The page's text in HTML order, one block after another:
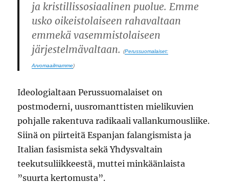
ja kristillissosiaalinen puolue. Emme
usko oikeistolaiseen rahavaltaan
emmekä vasemmistolaiseen
järjestelmävaltaan.(Perussuomalaiset:
Arvomaailmamme)
Ideologialtaan Perussuomalaiset on
postmoderni, uusromanttisten mielikuvien
pohjalle rakentuva radikaali vallankumousliike.
Siinä on piirteitä Espanjan falangismista ja
Italian fasismista sekä Yhdysvaltain
teekutsuliikkeestä, muttei minkäänlaista
”suurta kertomusta”.